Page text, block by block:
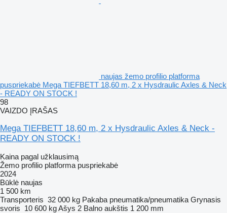
naujas žemo profilio platforma
puspriekabė Mega TIEFBETT 18,60 m, 2 x Hysdraulic Axles & Neck
- READY ON STOCK !
98
VAIZDO ĮRAŠAS
Mega TIEFBETT 18,60 m, 2 x Hysdraulic Axles & Neck -
READY ON STOCK !
Kaina pagal užklausimą
Žemo profilio platforma puspriekabė
2024
Būklė naujas
1 500 km
Transporteris 32 000 kg Pakaba pneumatika/pneumatika Grynasis
svoris 10 600 kgAšys 2 Balno aukštis 1 200 mm